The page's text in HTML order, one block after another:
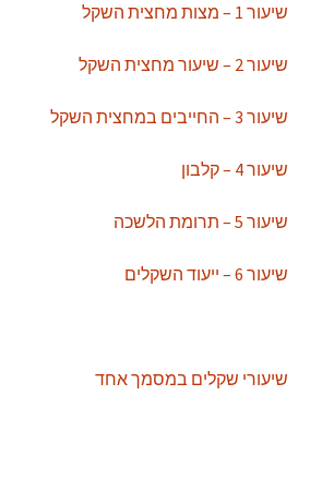
שיעור 1 – מצות מחצית השקל
שיעור 2 – שיעור מחצית השקל
שיעור 3 – החייבים במחצית השקל
שיעור 4 – קלבון
שיעור 5 – תרומת הלשכה
שיעור 6 – ייעוד השקלים
שיעורי שקלים במסמך אחד